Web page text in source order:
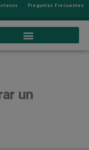
Preguntas Frecuentes
un